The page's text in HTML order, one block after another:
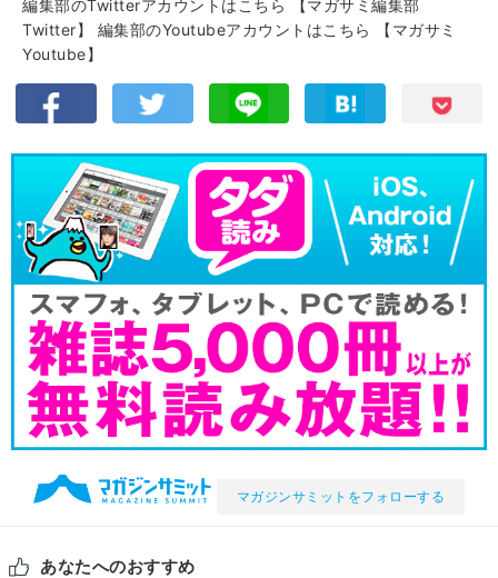
編集部のTwitterアカウントはこちら
【マガサミ編集部
Twitter】
編集部のYoutubeアカウントはこちら
【マガサミ
Youtube】
マガジンサミットをフォローする
あなたへのおすすめ